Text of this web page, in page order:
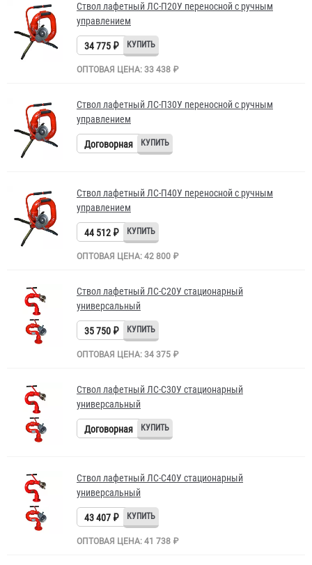
Ствол лафетный ЛС-П20У переносной с ручным
управлением
34 775 ₽
ОПТОВАЯ ЦЕНА: 33 438 ₽
Ствол лафетный ЛС-П30У переносной с ручным
управлением
Договорная
Ствол лафетный ЛС-П40У переносной с ручным
управлением
44 512 ₽
ОПТОВАЯ ЦЕНА: 42 800 ₽
Ствол лафетный ЛС-С20У стационарный
универсальный
35 750 ₽
ОПТОВАЯ ЦЕНА: 34 375 ₽
Ствол лафетный ЛС-С30У стационарный
универсальный
Договорная
Ствол лафетный ЛС-С40У стационарный
универсальный
43 407 ₽
ОПТОВАЯ ЦЕНА: 41 738 ₽